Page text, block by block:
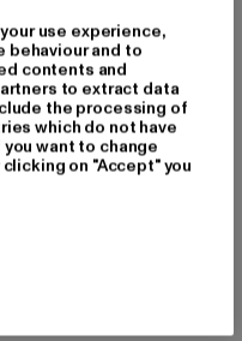
Chillen, Vrije tijd,
|
use experience,
behaviour and to
contents and
to extract data
the processing of
which do not have
want to change
on "Accept" you